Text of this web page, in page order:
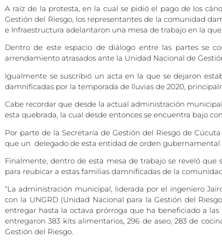
A raíz de la protesta, en la cual se pidió el pago de los
Gestión del Riesgo, los representantes de la comunidad
e Infraestructura adelantaron una mesa de trabajo en la
Dentro de este espacio de diálogo entre las partes se
arrendamiento atrasados ante la Unidad Nacional de
Igualmente se suscribió un acta en la que se dejaron
damnificadas por la temporada de lluvias de 2020,
Cabe recordar que desde la actual administración
esta quebrada, la cual desde entonces se encuentra bajo
Por parte de la Secretaría de Gestión del Riesgo de
que un delegado de esta entidad de orden gubernamental
Finalmente, dentro de esta mesa de trabajo se reveló
para reubicar a estas familias damnificadas de la
“La administración municipal, liderada por el ingeniero
con la UNGRD (Unidad Nacional para la Gestión del
entregar hasta la octava prórroga que ha beneficiado a
entregaron 383 kits alimentarios, 296 de aseo, 283 de
Gestión del Riesgo.